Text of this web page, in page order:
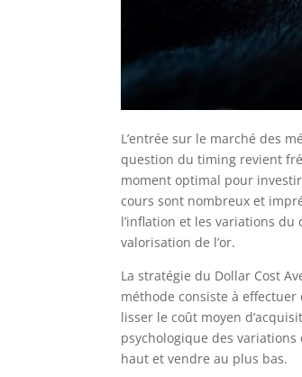
L’entrée sur le marché des
question du timing revient
moment optimal pour
cours sont nombreux et
l’inflation et les variations
valorisation de l’or.
La stratégie du Dollar Cost
méthode consiste à
lisser le coût moyen
psychologique des
haut et vendre au plus bas.